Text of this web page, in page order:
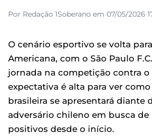
Por Redação 1Soberano em 07/05/2026
O cenário esportivo se volta
Americana, com o São Paulo
jornada na competição contra o
expectativa é alta para ver
brasileira se apresentará diante
adversário chileno em busca de
positivos desde o início.